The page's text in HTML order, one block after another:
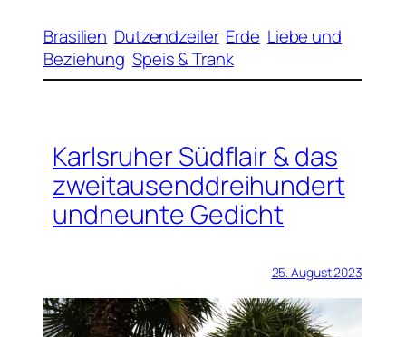
Brasilien Dutzendzeiler Erde Liebe und
Beziehung Speis & Trank
Karlsruher Südflair & das
zweitausenddreihundert
undneunte Gedicht
25. August 2023